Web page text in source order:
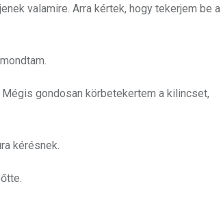
valamire. Arra kértek, hogy tekerjem be a
gondosan körbetekertem a kilincset,
kérésnek.